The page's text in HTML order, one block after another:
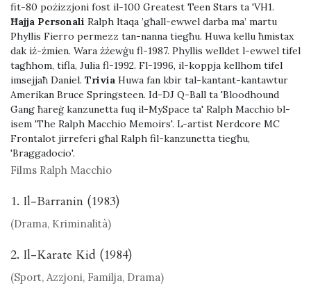
fit-80 pożizzjoni fost il-100 Greatest Teen Stars ta 'VH1.
Ħajja Personali Ralph ltaqa ’għall-ewwel darba ma’ martu
Phyllis Fierro permezz tan-nanna tiegħu. Huwa kellu ħmistax
dak iż-żmien. Wara żżewġu fl-1987. Phyllis welldet l-ewwel tifel
tagħhom, tifla, Julia fl-1992. Fl-1996, il-koppja kellhom tifel
imsejjaħ Daniel. Trivia Huwa fan kbir tal-kantant-kantawtur
Amerikan Bruce Springsteen. Id-DJ Q-Ball ta 'Bloodhound
Gang ħareġ kanzunetta fuq il-MySpace ta' Ralph Macchio bl-
isem 'The Ralph Macchio Memoirs'. L-artist Nerdcore MC
Frontalot jirreferi għal Ralph fil-kanzunetta tiegħu,
'Braggadocio'.
Films Ralph Macchio
1. Il-Barranin (1983)
(Drama, Kriminalità)
2. Il-Karate Kid (1984)
(Sport, Azzjoni, Familja, Drama)